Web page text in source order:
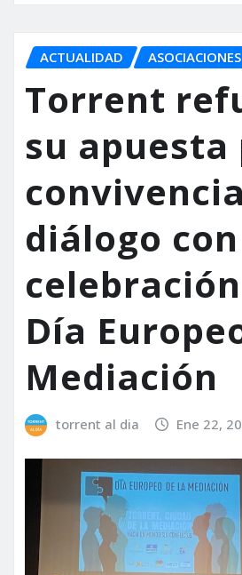
ACTUALIDAD ASOCIACIONES
Torrent
su apuesta
diálogo
Día
Mediación
torrent al dia Ene 22,